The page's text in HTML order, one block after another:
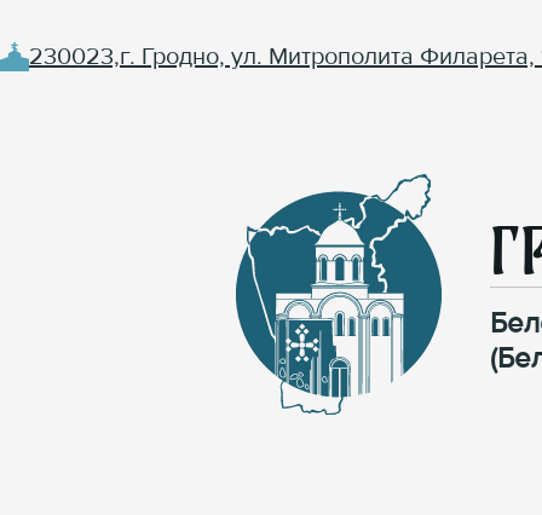
230023,г. Гродно, ул. Митрополита Филарета,